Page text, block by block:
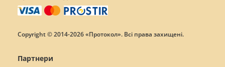
Copyright © 2014-2026 «Протокол». Всі права захищені.
Партнери